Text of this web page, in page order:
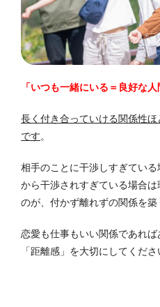
「いつも一緒にいる＝良好な
長く付き合っていける関係性
です。
相手のことに干渉しすぎてい
から干渉されすぎている場合
のが、付かず離れずの関係を築
恋愛も仕事もいい関係であれ
「距離感」を大切にしてくださ